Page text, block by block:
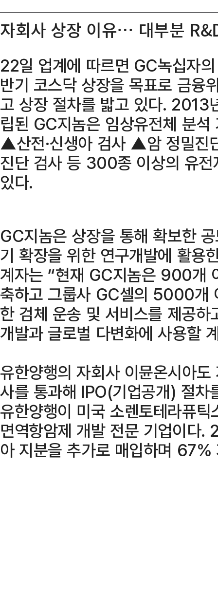
자회사 상장 이유… 대부분
22일 업계에 따르면 GC녹십자
반기 코스닥 상장을 목표로 금융
고 상장 절차를 밟고 있다. 2013
립된 GC지놈은 임상유전체 분
▲산전·신생아 검사 ▲암 정밀진
진단 검사 등 300종 이상의 유전
있다.
GC지놈은 상장을 통해 확보한
기 확장을 위한 연구개발에 활용
계자는 “현재 GC지놈은 900개
축하고 그룹사 GC셀의 5000개
한 검체 운송 및 서비스를 제공
개발과 글로벌 다변화에 사용할
유한양행의 자회사 이뮨온시아
사를 통과해 IPO(기업공개) 절차
유한양행이 미국 소렌토테라퓨
면역항암제 개발 전문 기업이다
아 지분을 추가로 매입하며 67%